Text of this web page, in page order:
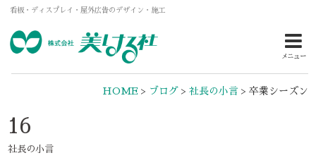
看板・ディスプレイ・屋外広告のデザイン・施工
メニュー
HOME> ブログ> 社長の小言> 卒業シーズン
16
社長の小言